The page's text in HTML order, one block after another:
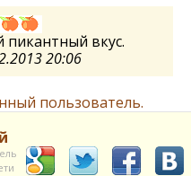
вкус.
20:06
пользователь.